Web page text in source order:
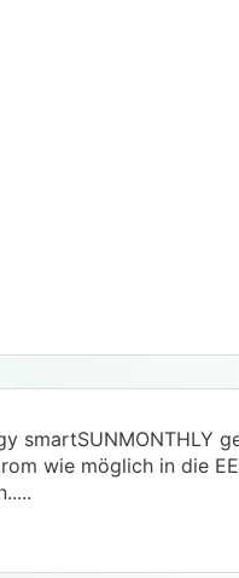
smartSUNMONTHLY
wie möglich in die